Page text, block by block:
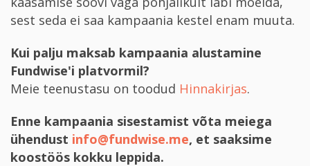
sest seda ei saa kampaania kestel enam muuta.
Kui palju maksab kampaania alustamine
Fundwise'i platvormil?
Meie teenustasu on toodud Hinnakirjas.
Enne kampaania sisestamist võta meiega
ühendust info@fundwise.me, et saaksime
koostöös kokku leppida.